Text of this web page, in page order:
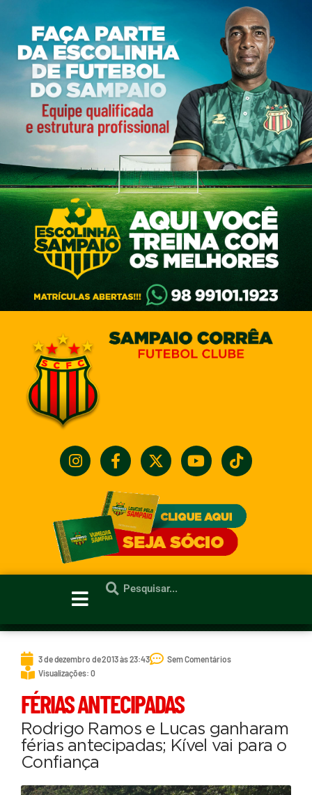
3 de dezembro de 2013 às 23:43
Sem Comentários
Visualizações: 0
FÉRIAS ANTECIPADAS
Rodrigo Ramos e Lucas ganharam
férias antecipadas; Kível vai para o
Confiança